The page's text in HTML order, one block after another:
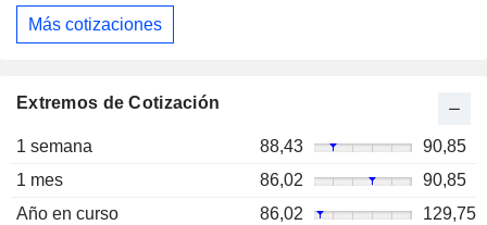
Más cotizaciones
Extremos de Cotización
1 semana 88,43
90,85
1 mes
86,02
90,85
Año en curso
86,02
129,75